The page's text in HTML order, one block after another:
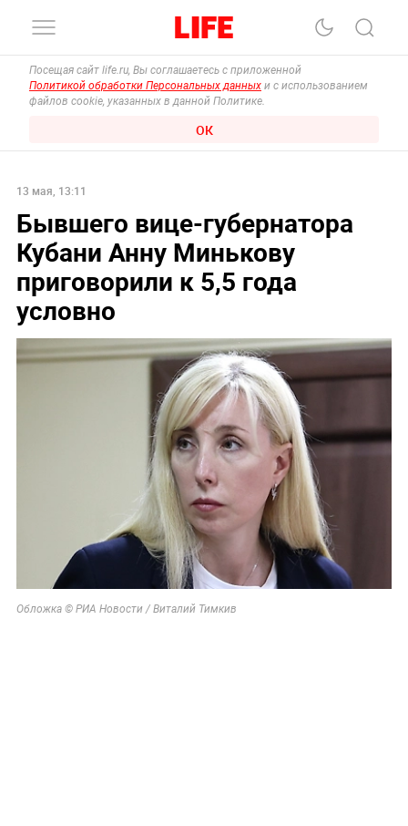
Посещая сайт life.ru, Вы соглашаетесь с приложенной
Политикой обработки Персональных данных и с использованием
файлов cookie, указанных в данной Политике.
ОК
13 мая, 13:11
Бывшего вице-губернатора
Кубани Анну Минькову
приговорили к 5,5 года
условно
Обложка © РИА Новости / Виталий Тимкив